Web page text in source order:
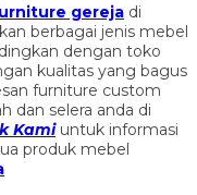
gereja di
berbagai jenis mebel
dengan toko
kualitas yang bagus
furniture custom
dan selera anda di
Kamiuntuk informasi
produk mebel